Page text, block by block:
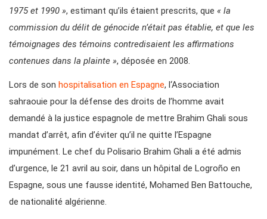
1975 et 1990 », estimant qu’ils étaient prescrits, que « la
commission du délit de génocide n’était pas établie, et que les
témoignages des témoins contredisaient les affirmations
contenues dans la plainte », déposée en 2008.
Lors de son hospitalisation en Espagne, l‘Association
sahraouie pour la défense des droits de l’homme avait
demandé à la justice espagnole de mettre Brahim Ghali sous
mandat d’arrêt, afin d’éviter qu’il ne quitte l’Espagne
impunément. Le chef du Polisario Brahim Ghali a été admis
d’urgence, le 21 avril au soir, dans un hôpital de Logroño en
Espagne, sous une fausse identité, Mohamed Ben Battouche,
de nationalité algérienne.